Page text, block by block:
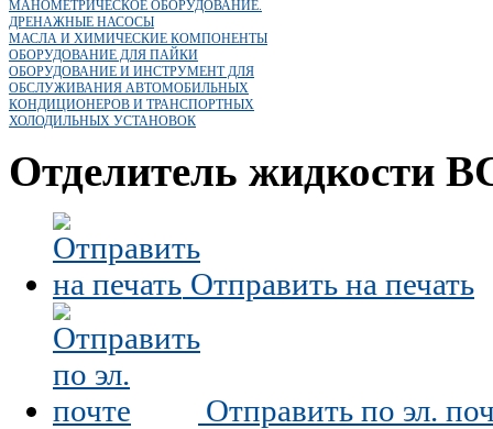
МАНОМЕТРИЧЕСКОЕ ОБОРУДОВАНИЕ.
ДРЕНАЖНЫЕ НАСОСЫ
МАСЛА И ХИМИЧЕСКИЕ КОМПОНЕНТЫ
ОБОРУДОВАНИЕ ДЛЯ ПАЙКИ
ОБОРУДОВАНИЕ И ИНСТРУМЕНТ ДЛЯ
ОБСЛУЖИВАНИЯ АВТОМОБИЛЬНЫХ
КОНДИЦИОНЕРОВ И ТРАНСПОРТНЫХ
ХОЛОДИЛЬНЫХ УСТАНОВОК
Отделитель жидкости
Отправить на печать
Отправить по эл.